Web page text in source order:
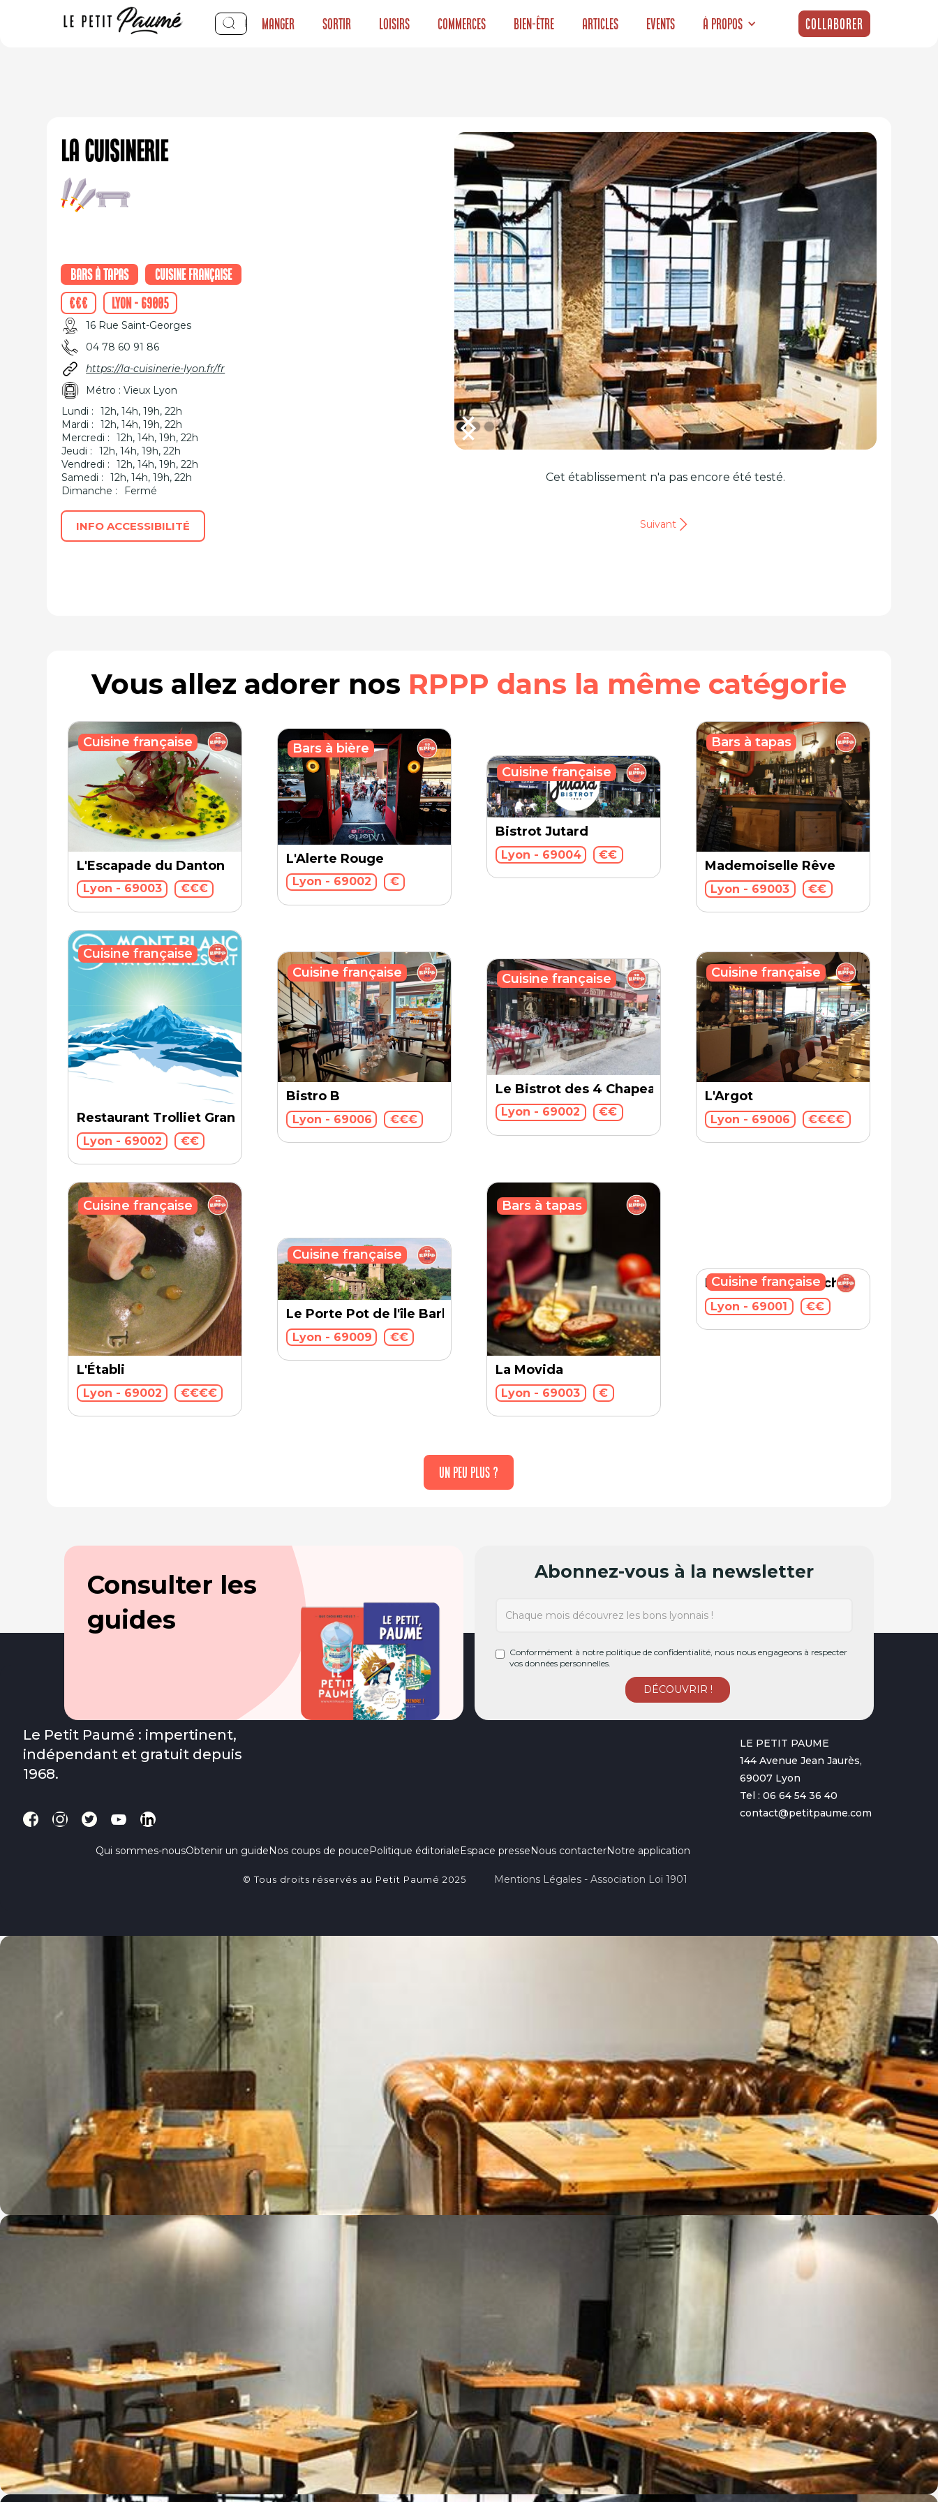
Manger Sortir Loisirs Commerces Bien-être Articles Events À propos Collaborer
La Cuisinerie
Bars à tapas
Cuisine française
€€€
Lyon - 69005
16 Rue Saint-Georges
04 78 60 91 86
https://la-cuisinerie-lyon.fr/fr
Métro : Vieux Lyon
Lundi :
12h, 14h, 19h, 22h
Mardi :
12h, 14h, 19h, 22h
Mercredi :
12h, 14h, 19h, 22h
Jeudi :
12h, 14h, 19h, 22h
Vendredi :
12h, 14h, 19h, 22h
Samedi :
12h, 14h, 19h, 22h
Dimanche :
Fermé
INFO ACCESSIBILITÉ
Cet établissement n'a pas encore été testé.
Suivant
Vous allez adorer nos RPPP dans la même catégorie
L'Escapade du Danton
Lyon - 69003 €€€
Cuisine française
L'Alerte Rouge
Lyon - 69002 €
Bars à bière
Bistrot Jutard
Lyon - 69004 €€
Cuisine française
Mademoiselle Rêve
Lyon - 69003 €€
Bars à tapas
Restaurant Trolliet Grand Hotel Dieu
Lyon - 69002 €€
Cuisine française
Bistro B
Lyon - 69006 €€€
Cuisine française
Le Bistrot des 4 Chapeaux
Lyon - 69002 €€
Cuisine française
L'Argot
Lyon - 69006 €€€€
Cuisine française
L'Établi
Lyon - 69002 €€€€
Cuisine française
Le Porte Pot de l'île Barbe
Lyon - 69009 €€
Cuisine française
La Movida
Lyon - 69003 €
Bars à tapas
Bartholomé (Brunch)
Lyon - 69001 €€
Cuisine française
UN PEU PLUS ?
Consulter les
guides
Abonnez-vous à la newsletter
Conformément à notre politique de confidentialité, nous nous engageons à respecter
vos données personnelles.
Le Petit Paumé : impertinent,
indépendant et gratuit depuis
1968.
Qui sommes-nousObtenir un guideNos coups de poucePolitique éditorialeEspace presseNous contacterNotre application
LE PETIT PAUME
144 Avenue Jean Jaurès,
69007 Lyon
Tel : 06 64 54 36 40
contact@petitpaume.com
© Tous droits réservés au Petit Paumé 2025 Mentions Légales - Association Loi 1901